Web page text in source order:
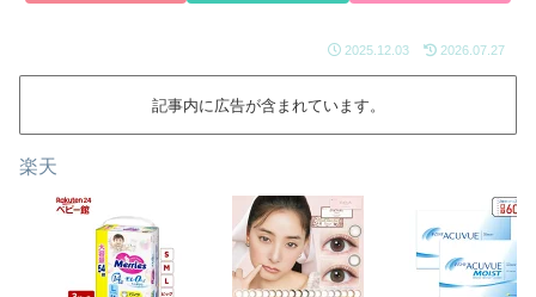
2025.12.03 2026.07.27
記事内に広告が含まれています。
楽天